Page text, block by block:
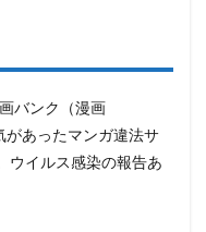
バンク（漫画
あったマンガ違法サ
ウイルス感染の報告あ